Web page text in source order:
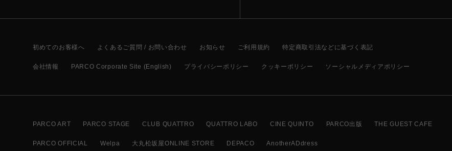
初めてのお客様へ よくあるご質問 / お問い合わせ お知らせ ご利用規約 特定商取引法などに基づく表記
会社情報 PARCO Corporate Site (English) プライバシーポリシー クッキーポリシー ソーシャルメディアポリシー
PARCO ART PARCO STAGE CLUB QUATTRO QUATTRO LABO CINE QUINTO PARCO出版 THE GUEST CAFE
PARCO OFFICIAL Welpa 大丸松坂屋ONLINE STORE DEPACO AnotherADdress